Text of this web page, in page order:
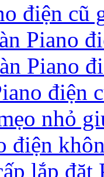
điện cũ
Piano
Piano
điện
nhỏ
điện
lắp đặt